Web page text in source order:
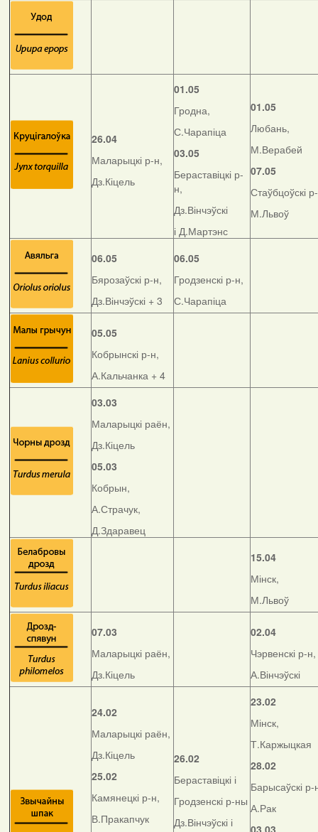
26.04
Маларыцкі р-н,
Дз.Кіцель
01.05
Гродна,
С.Чарапіца
03.05
Бераставіцкі р-
н,
Дз.Вінчэўскі
і Д.Мартэнс
01.05
Любань,
М.Верабей
07.05
Стаўбцоўскі
М.Львоў
06.05
Бярозаўскі р-н,
Дз.Вінчэўскі + 3
06.05
Гродзенскі р-н,
С.Чарапіца
05.05
Кобрынскі р-н,
А.Кальчанка + 4
03.03
Маларыцкі раён,
Дз.Кіцель
05.03
Кобрын,
А.Страчук,
Д.Здаравец
15.04
Мінск,
М.Львоў
07.03
Маларыцкі раён,
Дз.Кіцель
02.04
Чэрвенскі р-н,
А.Вінчэўскі
24.02
Маларыцкі раён,
Дз.Кіцель
25.02
Камянецкі р-н,
В.Пракапчук
26.02
Бераставіцкі і
Гродзенскі р-ны
Дз.Вінчэўскі і
23.02
Мінск,
Т.Каржыцкая
28.02
Барысаўскі р-
А.Рак
03.03